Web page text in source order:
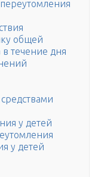
общей
в течение дня
у детей
у детей